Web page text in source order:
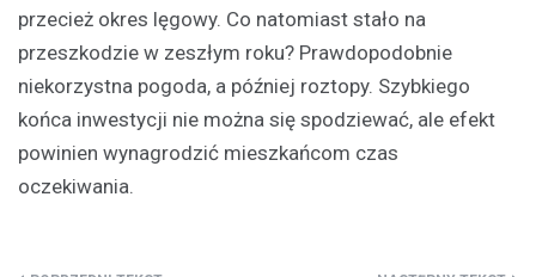
przecież okres lęgowy. Co natomiast stało na
przeszkodzie w zeszłym roku? Prawdopodobnie
niekorzystna pogoda, a później roztopy. Szybkiego
końca inwestycji nie można się spodziewać, ale efekt
powinien wynagrodzić mieszkańcom czas
oczekiwania.